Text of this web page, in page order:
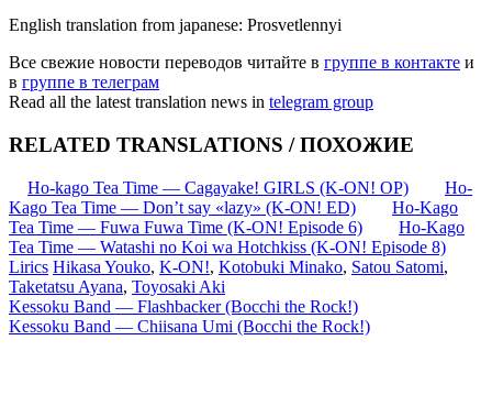
English translation from japanese: Prosvetlennyi
Все свежие новости переводов читайте в группе в контакте и
в группе в телеграм
Read all the latest translation news in telegram group
RELATED TRANSLATIONS / ПОХОЖИЕ
Ho-kago Tea Time — Cagayake! GIRLS (K-ON! OP)
Ho-
Kago Tea Time — Don’t say «lazy» (K-ON! ED)
Ho-Kago
Tea Time — Fuwa Fuwa Time (K-ON! Episode 6)
Ho-Kago
Tea Time — Watashi no Koi wa Hotchkiss (K-ON! Episode 8)
Lirics Hikasa Youko, K-ON!, Kotobuki Minako, Satou Satomi,
Taketatsu Ayana, Toyosaki Aki
Запись
навигация
Kessoku Band — Flashbacker (Bocchi the Rock!)
Kessoku Band — Chiisana Umi (Bocchi the Rock!)